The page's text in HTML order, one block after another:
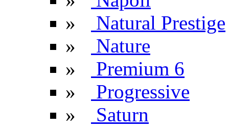
»
Natural Prestige
»
Nature
»
Premium 6
»
Progressive
»
Saturn